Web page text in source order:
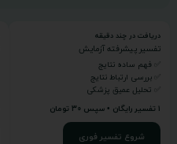
دریافت در چند دقیقه
تفسیر پیشرفته آزمایش
✅ فهم ساده نتایج
✅ بررسی ارتباط نتایج
✅ تحلیل عمیق پزشکی
۱ تفسیر رایگان • سپس ۳۰ تومان
شروع تفسیر فوری